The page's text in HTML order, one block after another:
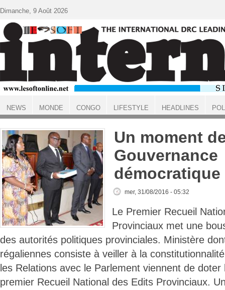
ACCUEIL
Un moment
Gouvernance
démocratique
mer, 31/08/2016 - 05:32
Le Premier Recueil
Provinciaux met une
des autorités politiques provinciales. Ministère
régaliennes consiste à veiller à la
les Relations avec le Parlement viennent de
premier Recueil National des Edits Provinciaux.
Dimanche, 9 Août 2026
NEWS MONDE CONGO LIFESTYLE HEADLINES